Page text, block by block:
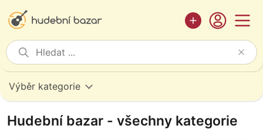
Výběr kategorie
Hudební bazar - všechny kategorie